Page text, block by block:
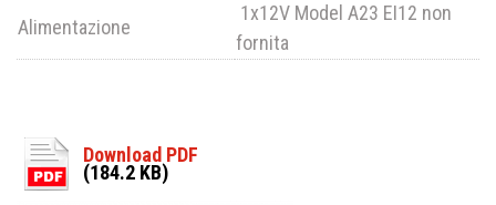
Alimentazione
1x12V Model A23 EI12 non
fornita
Download PDF
(184.2 KB)